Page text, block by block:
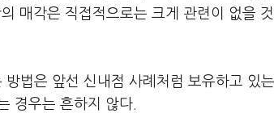
매각은 직접적으로는 크게 관련이 없을
법은 앞선 신내점 사례처럼 보유하고 있
경우는 흔하지 않다.